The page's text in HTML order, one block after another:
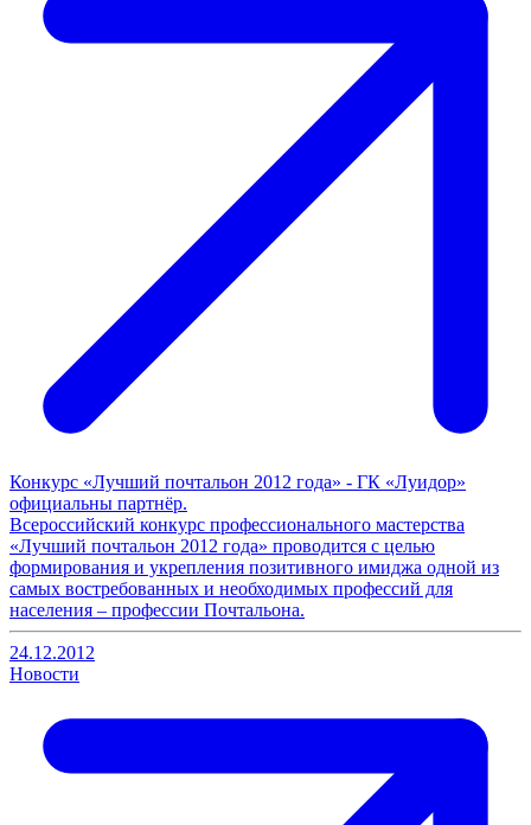
Конкурс «Лучший почтальон 2012 года» - ГК «Луидор»
официальны партнёр.
Всероссийский конкурс профессионального мастерства
«Лучший почтальон 2012 года» проводится с целью
формирования и укрепления позитивного имиджа одной из
самых востребованных и необходимых профессий для
населения – профессии Почтальона.
24.12.2012
Новости